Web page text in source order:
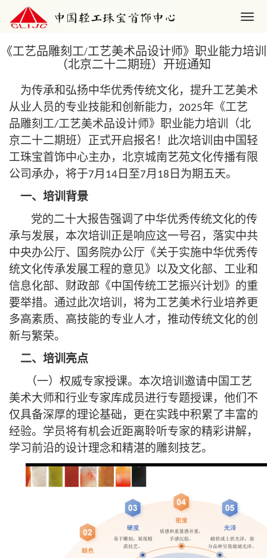
《工艺品雕刻工/工艺美术品设计师》职业能力培训
（北京二十二期班）开班通知
为传承和弘扬中华优秀传统文化，提升工艺美术
从业人员的专业技能和创新能力， 2025年《工艺
品雕刻工/工艺美术品设计师》职业能力培训（北
京二十二期班）正式开启报名！此次培训由中国轻
工珠宝首饰中心主办，北京城南艺苑文化传播有限
公司承办，将于7月 14 日至7月 18 日为期五天。
一、 培训背景
党的二十大报告强调了中华优秀传统文化的传
承与发展，本次培训正是响应这一号召，落实中共
中央办公厅、国务院办公厅《关于实施中华优秀传
统文化传承发展工程的意见》以及文化部、工业和
信息化部、财政部《中国传统工艺振兴计划》的重
要举措。通过此次培训，将为工艺美术行业培养更
多高素质、高技能的专业人才，推动传统文化的创
新与繁荣。
二、 培训亮点
（一） 权威专家授课。本次培训邀请中国工艺
美术大师和行业专家库成员进行专题授课，他们不
仅具备深厚的理论基础，更在实践中积累了丰富的
经验。学员将有机会近距离聆听专家的精彩讲解，
学习前沿的设计理念和精湛的雕刻技艺。